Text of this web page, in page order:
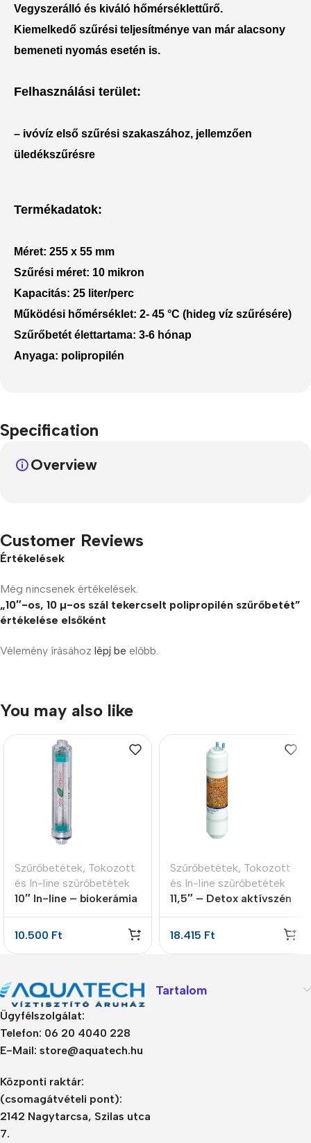
Vegyszerálló és kiváló hőmérséklettűrő.
Kiemelkedő szűrési teljesítménye van már alacsony
bemeneti nyomás esetén is.
Felhasználási terület:
– ivóvíz első szűrési szakaszához, jellemzően
üledékszűrésre
Termékadatok:
Méret: 255 x 55 mm
Szűrési méret: 10 mikron
Kapacitás: 25 liter/perc
Működési hőmérséklet: 2- 45 °C (hideg víz szűrésére)
Szűrőbetét élettartama: 3-6 hónap
Anyaga: polipropilén
Specification
Overview
Customer Reviews
Értékelések
Még nincsenek értékelések.
„10″-os, 10 µ-os szál tekercselt polipropilén szűrőbetét”
értékelése elsőként
Vélemény írásához lépj be előbb.
You may also like
Szűrőbetétek, Tokozott
és In-line szűrőbetétek
10″ In-line – biokerámia
10.500 Ft
Szűrőbetétek, Tokozott
és In-line szűrőbetétek
11,5″ – Detox aktívszén
18.415 Ft
Ügyfélszolgálat:
Telefon: 06 20 4040 228
E-Mail: store@aquatech.hu
Központi raktár:
(csomagátvételi pont):
2142 Nagytarcsa, Szilas utca
7.
Tartalom